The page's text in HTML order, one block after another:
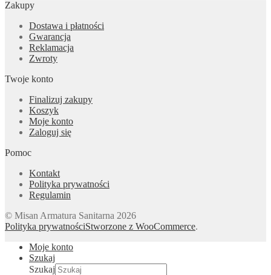
Zakupy
Dostawa i płatności
Gwarancja
Reklamacja
Zwroty
Twoje konto
Finalizuj zakupy
Koszyk
Moje konto
Zaloguj się
Pomoc
Kontakt
Polityka prywatności
Regulamin
© Misan Armatura Sanitarna 2026
Polityka prywatnościStworzone z WooCommerce.
Moje konto
Szukaj
Szukaj